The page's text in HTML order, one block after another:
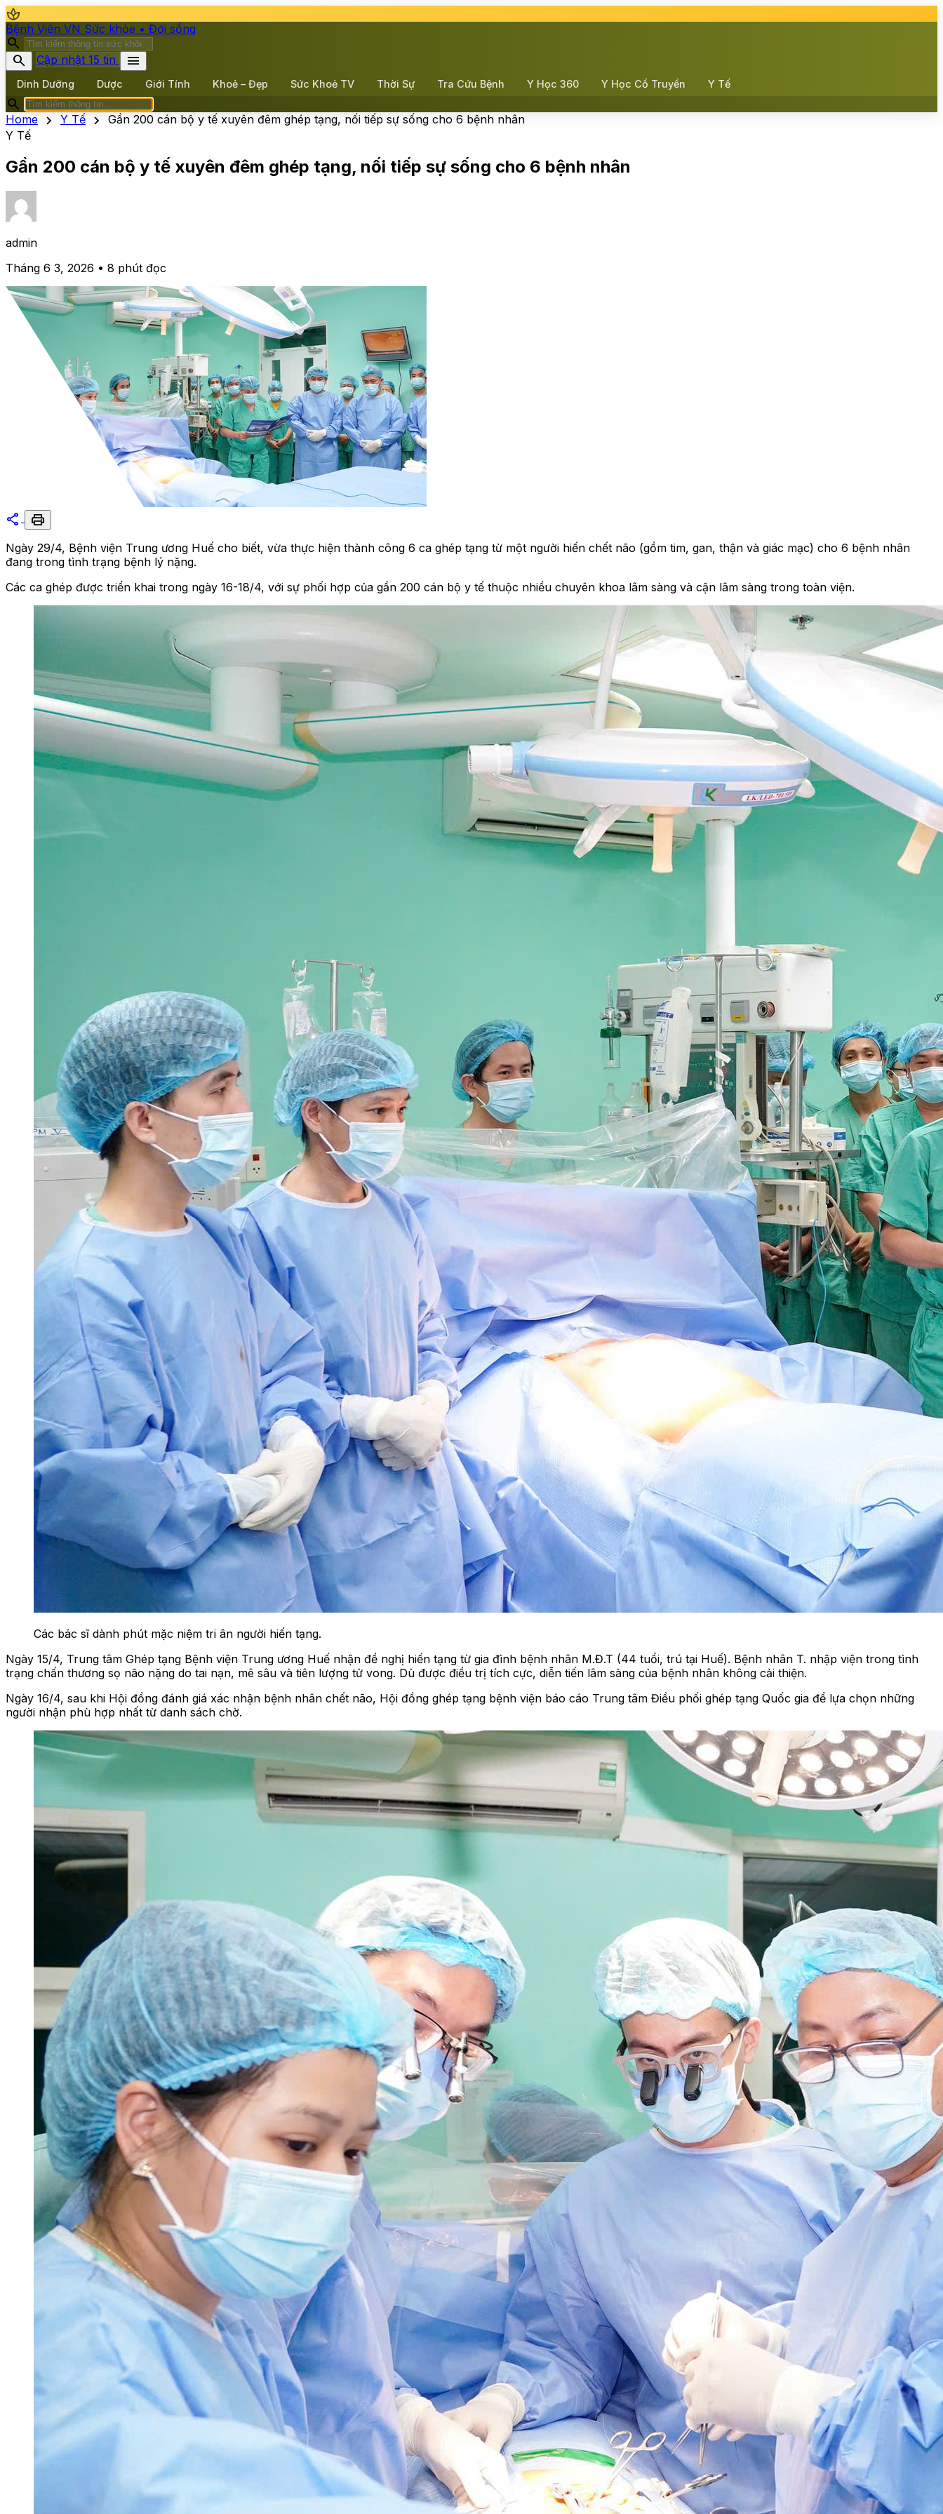
spa
Bệnh Viện VN Sức khỏe • Đời sống
search
search
Cập nhật 15 tin menu
Dinh Dưỡng Dược Giới Tính Khoẻ – Đẹp Sức Khoẻ TV Thời Sự Tra Cứu Bệnh Y Học 360 Y Học Cổ Truyền Y Tế
search
Home chevron_right Y Tế chevron_right
Gần 200 cán bộ y tế xuyên đêm ghép tạng, nối tiếp sự sống cho 6 bệnh nhân
Y Tế
Gần 200 cán bộ y tế xuyên đêm ghép tạng, nối tiếp sự sống cho 6 bệnh nhân
admin
Tháng 6 3, 2026 • 8 phút đọc
share print
Ngày 29/4, Bệnh viện Trung ương Huế cho biết, vừa thực hiện thành công 6 ca ghép tạng từ một người hiến chết não (gồm tim, gan, thận và giác mạc) cho 6 bệnh nhân
đang trong tình trạng bệnh lý nặng.
Các ca ghép được triển khai trong ngày 16-18/4, với sự phối hợp của gần 200 cán bộ y tế thuộc nhiều chuyên khoa lâm sàng và cận lâm sàng trong toàn viện.
Các bác sĩ dành phút mặc niệm tri ân người hiến tạng.
Ngày 15/4, Trung tâm Ghép tạng Bệnh viện Trung ương Huế nhận đề nghị hiến tạng từ gia đình bệnh nhân M.Đ.T (44 tuổi, trú tại Huế). Bệnh nhân T. nhập viện trong tình
trạng chấn thương sọ não nặng do tai nạn, mê sâu và tiên lượng tử vong. Dù được điều trị tích cực, diễn tiến lâm sàng của bệnh nhân không cải thiện.
Ngày 16/4, sau khi Hội đồng đánh giá xác nhận bệnh nhân chết não, Hội đồng ghép tạng bệnh viện báo cáo Trung tâm Điều phối ghép tạng Quốc gia để lựa chọn những
người nhận phù hợp nhất từ danh sách chờ.